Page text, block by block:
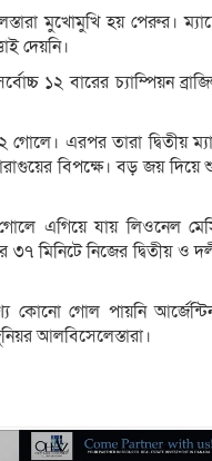
মুখোমুখি হয় পেরুর।
দেয়নি।
১২ বারের চ্যাম্পিয়ন
এরপর তারা দ্বিতীয়
বিপক্ষে। বড় জয় দিয়ে
এগিয়ে যায় লিওনেল
মিনিটে নিজের দ্বিতীয় ও
কোনো গোল পায়নি
আলবিসেলেস্তারা।